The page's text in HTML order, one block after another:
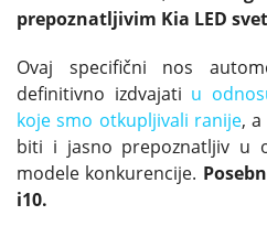
prepoznatljivim Kia LED
Ovaj specifični nos
definitivno izdvajati u
koje smo otkupljivali ranije,
biti i jasno prepoznatljiv u
modele konkurencije.
i10.